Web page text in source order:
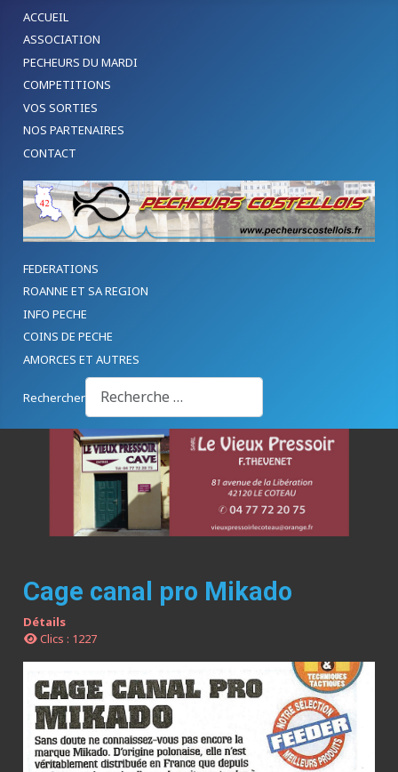
ACCUEIL
ASSOCIATION
PECHEURS DU MARDI
COMPETITIONS
VOS SORTIES
NOS PARTENAIRES
CONTACT
FEDERATIONS
ROANNE ET SA REGION
INFO PECHE
COINS DE PECHE
AMORCES ET AUTRES
Rechercher
Cage canal pro Mikado
Détails
Clics : 1227